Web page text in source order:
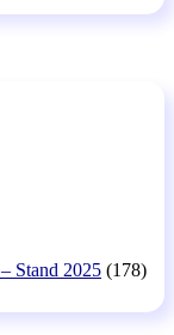
Stand 2025 (178)